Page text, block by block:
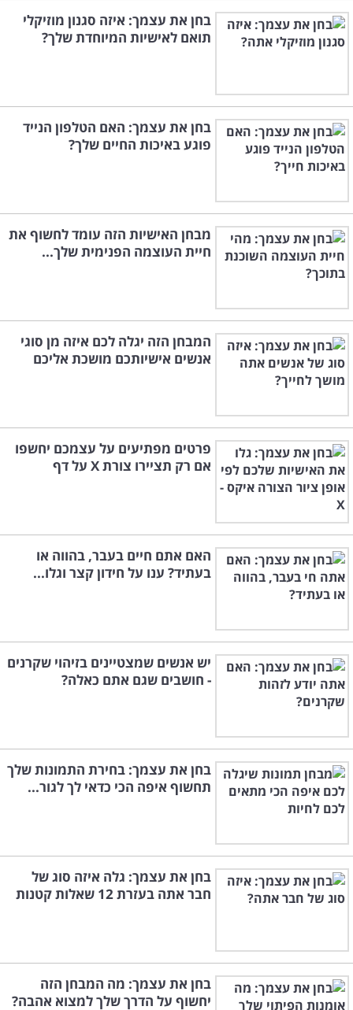
בחן את עצמך: איזה סגנון מוזיקלי
תואם לאישיות המיוחדת שלך?
בחן את עצמך: האם הטלפון הנייד
פוגע באיכות החיים שלך?
מבחן האישיות הזה עומד לחשוף את
חיית העוצמה הפנימית שלך...
המבחן הזה יגלה לכם איזה מן סוגי
אנשים אישיותכם מושכת אליכם
פרטים מפתיעים על עצמכם יחשפו
אם רק תציירו צורת X על דף
האם אתם חיים בעבר, בהווה או
בעתיד? ענו על חידון קצר וגלו...
יש אנשים שמצטיינים בזיהוי שקרנים
- חושבים שגם אתם כאלה?
בחן את עצמך: בחירת התמונות שלך
תחשוף איפה הכי כדאי לך לגור...
בחן את עצמך: גלה איזה סוג של
חבר אתה בעזרת 12 שאלות קטנות
בחן את עצמך: מה המבחן הזה
יחשוף על הדרך שלך למצוא אהבה?